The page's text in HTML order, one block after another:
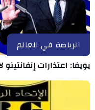
الرياضة في العالم
يويفا: اعتذارات